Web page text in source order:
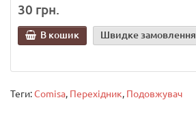
30 грн.
В кошик Швидке замовлення
Теги:Comisa, Перехідник, Подовжувач